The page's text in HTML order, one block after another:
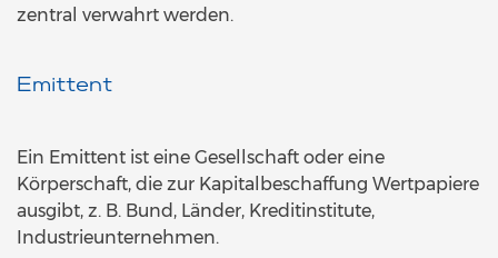
zentral verwahrt werden.
Emittent
Ein Emittent ist eine Gesellschaft oder eine
Körperschaft, die zur Kapitalbeschaffung Wertpapiere
ausgibt, z. B. Bund, Länder, Kreditinstitute,
Industrieunternehmen.